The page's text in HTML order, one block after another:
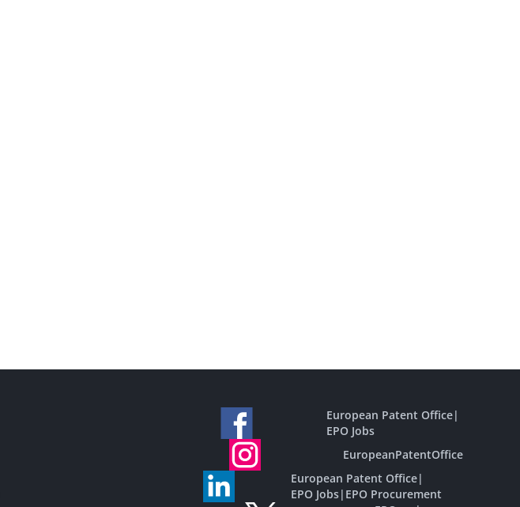
European Patent Office|
EPO Jobs
EuropeanPatentOffice
European Patent Office|
EPO Jobs| EPO Procurement